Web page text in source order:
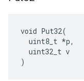
void Put32(
  uint8_t *p,
  uint32_t v
)